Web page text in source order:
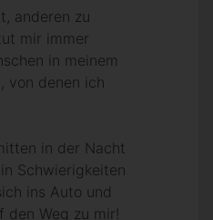
anderen zu
mir immer
in meinem
von denen ich
in der Nacht
Schwierigkeiten
ins Auto und
den Weg zu mir!